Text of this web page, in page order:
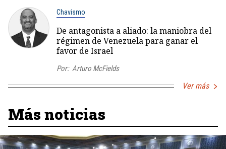
Chavismo
De antagonista a aliado: la maniobra del
régimen de Venezuela para ganar el
favor de Israel
Por: Arturo McFields
Ver más
Más noticias